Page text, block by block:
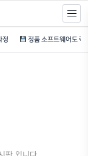
일 패키지 과정